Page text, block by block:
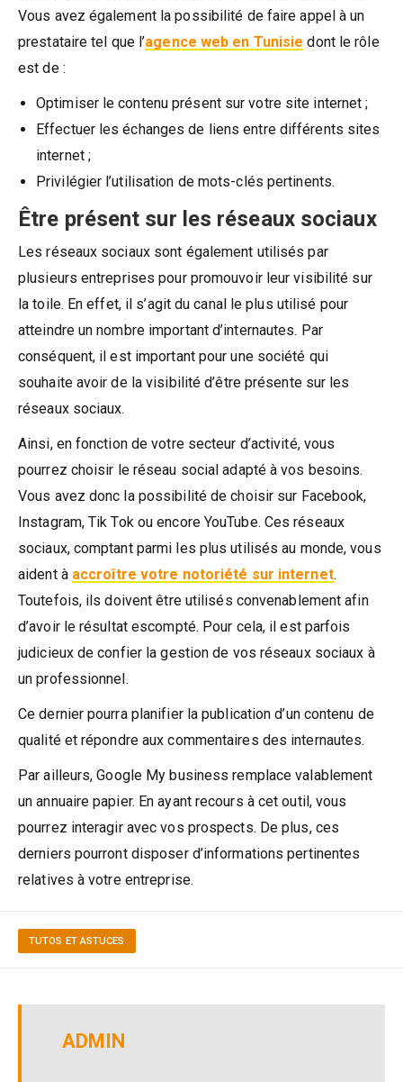
Vous avez également la possibilité de faire appel à un
prestataire tel que l’agence web en Tunisie dont le rôle
est de :
Optimiser le contenu présent sur votre site internet ;
Effectuer les échanges de liens entre différents sites
internet ;
Privilégier l’utilisation de mots-clés pertinents.
Être présent sur les réseaux sociaux
Les réseaux sociaux sont également utilisés par
plusieurs entreprises pour promouvoir leur visibilité sur
la toile. En effet, il s’agit du canal le plus utilisé pour
atteindre un nombre important d’internautes. Par
conséquent, il est important pour une société qui
souhaite avoir de la visibilité d’être présente sur les
réseaux sociaux.
Ainsi, en fonction de votre secteur d’activité, vous
pourrez choisir le réseau social adapté à vos besoins.
Vous avez donc la possibilité de choisir sur Facebook,
Instagram, Tik Tok ou encore YouTube. Ces réseaux
sociaux, comptant parmi les plus utilisés au monde, vous
aident à accroître votre notoriété sur internet.
Toutefois, ils doivent être utilisés convenablement afin
d’avoir le résultat escompté. Pour cela, il est parfois
judicieux de confier la gestion de vos réseaux sociaux à
un professionnel.
Ce dernier pourra planifier la publication d’un contenu de
qualité et répondre aux commentaires des internautes.
Par ailleurs, Google My business remplace valablement
un annuaire papier. En ayant recours à cet outil, vous
pourrez interagir avec vos prospects. De plus, ces
derniers pourront disposer d’informations pertinentes
relatives à votre entreprise.
TUTOS ET ASTUCES
ADMIN